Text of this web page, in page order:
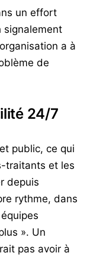
un effort
signalement
a à
de
24/7
public, ce qui
traitants et les
depuis
rythme, dans
». Un
pas avoir à